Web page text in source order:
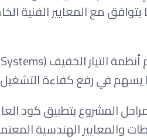
مع المعايير الفنية
بما يسهم في رفع كفاءة
المشروع بتطبيق كود
والمعايير الهندسية